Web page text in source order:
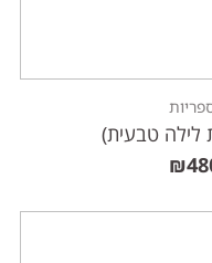
לילה טבעית)
₪